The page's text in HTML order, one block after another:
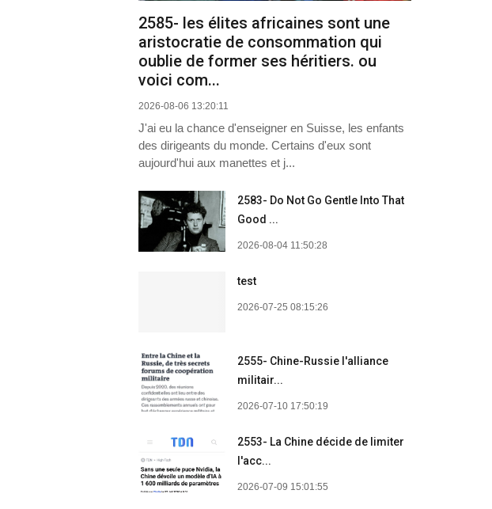
2585- les élites africaines sont une
aristocratie de consommation qui
oublie de former ses héritiers. ou
voici com...
2026-08-06 13:20:11
J'ai eu la chance d'enseigner en Suisse, les enfants
des dirigeants du monde. Certains d'eux sont
aujourd'hui aux manettes et j...
2583- Do Not Go Gentle Into That
Good ...
2026-08-04 11:50:28
test
2026-07-25 08:15:26
2555- Chine-Russie l'alliance
militair...
2026-07-10 17:50:19
2553- La Chine décide de limiter
l'acc...
2026-07-09 15:01:55